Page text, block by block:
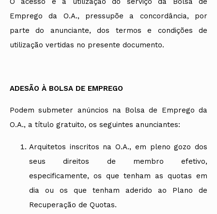
CSAC
Arquitectura de
Autor
Minutas
Documentos Normativos
Normas
Algarve
Madeira
Emprego da O.A., pressupõe a concordância, por
parte do anunciante, dos termos e condições de
utilização vertidas no presente documento.
ADESÃO À BOLSA DE EMPREGO
Podem submeter anúncios na Bolsa de Emprego da
O.A., a título gratuito, os seguintes anunciantes:
Arquitetos inscritos na O.A., em pleno gozo dos
seus direitos de membro efetivo,
especificamente, os que tenham as quotas em
dia ou os que tenham aderido ao Plano de
Recuperação de Quotas.